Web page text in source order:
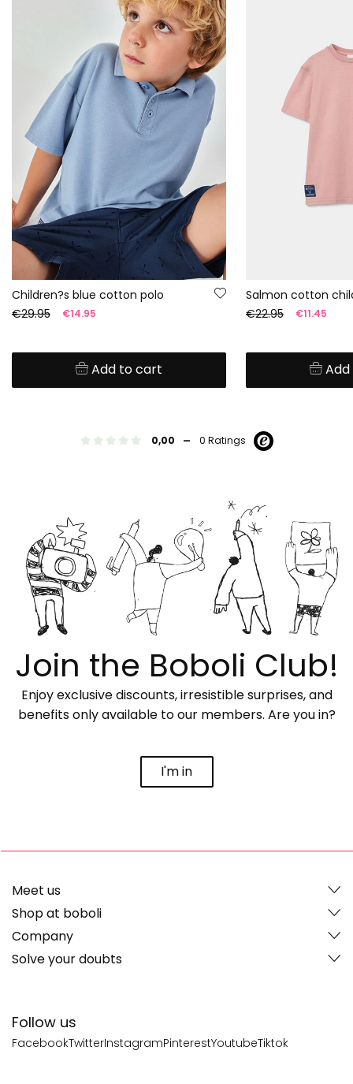
Children?s blue cotton polo
€29.95
€14.95
Add to cart
Salmon cotton
€22.95
€11.45
0,00 - 0 Ratings
Join the Boboli Club!
Enjoy exclusive discounts, irresistible surprises, and
benefits only available to our members. Are you in?
I'm in
Follow us
FacebookTwitterInstagramPinterestYoutubeTiktok
Meet us
Shop at boboli
Company
Solve your doubts